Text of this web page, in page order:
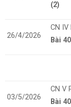
(2)
26/4/2026
CN IV
Bài
03/5/2026
CN V
Bài